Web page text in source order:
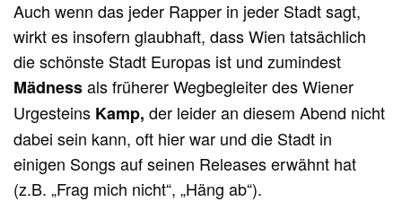
Auch wenn das jeder Rapper in jeder Stadt sagt,
wirkt es insofern glaubhaft, dass Wien tatsächlich
die schönste Stadt Europas ist und zumindest
Mädnessals früherer Wegbegleiter des Wiener
Urgesteins Kamp, der leider an diesem Abend nicht
dabei sein kann, oft hier war und die Stadt in
einigen Songs auf seinen Releases erwähnt hat
(z.B. „Frag mich nicht“, „Häng ab“).